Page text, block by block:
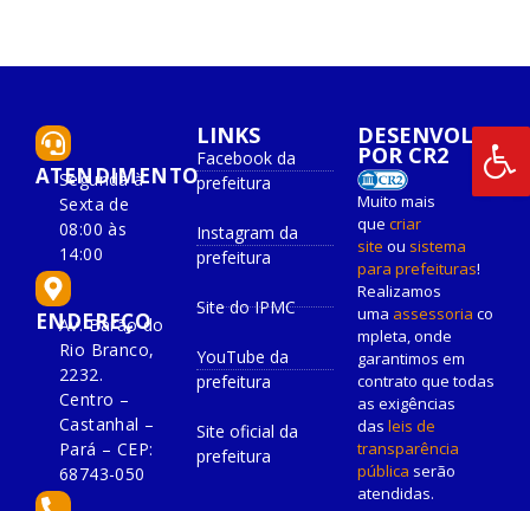
ATENDIMENTO
Segunda à
Sexta de
08:00 às
14:00
ENDEREÇO
Av. Barão do
Rio Branco,
2232.
Centro –
Castanhal –
Pará – CEP:
68743-050
LINKS
Facebook da
prefeitura
Instagram da
prefeitura
Site do IPMC
YouTube da
prefeitura
Site oficial da
prefeitura
DESENVOLVIDO
POR CR2
Muito mais
que criar
site ou sistema
para prefeituras!
Realizamos
uma assessoria co
mpleta, onde
garantimos em
contrato que todas
as exigências
das leis de
transparência
pública serão
atendidas.